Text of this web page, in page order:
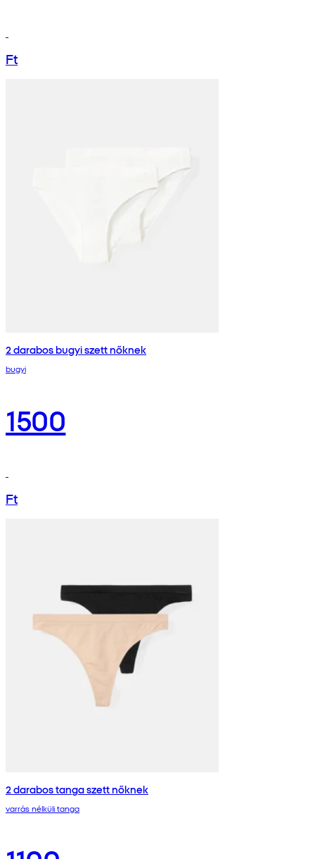
Ft
2 darabos bugyi szett nőknek
bugyi
1500
Ft
2 darabos tanga szett nőknek
varrás nélküli tanga